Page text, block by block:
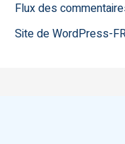
Flux des
Site de WordPress-